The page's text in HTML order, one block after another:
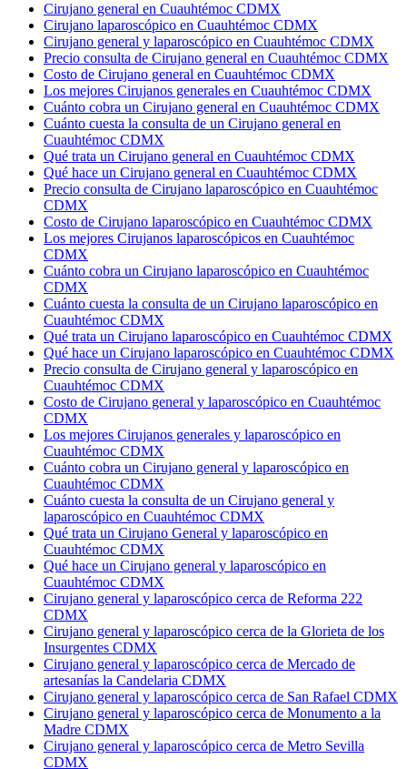
Cirujano general en Cuauhtémoc CDMX
Cirujano laparoscópico en Cuauhtémoc CDMX
Cirujano general y laparoscópico en Cuauhtémoc CDMX
Precio consulta de Cirujano general en Cuauhtémoc CDMX
Costo de Cirujano general en Cuauhtémoc CDMX
Los mejores Cirujanos generales en Cuauhtémoc CDMX
Cuánto cobra un Cirujano general en Cuauhtémoc CDMX
Cuánto cuesta la consulta de un Cirujano general en
Cuauhtémoc CDMX
Qué trata un Cirujano general en Cuauhtémoc CDMX
Qué hace un Cirujano general en Cuauhtémoc CDMX
Precio consulta de Cirujano laparoscópico en Cuauhtémoc
CDMX
Costo de Cirujano laparoscópico en Cuauhtémoc CDMX
Los mejores Cirujanos laparoscópicos en Cuauhtémoc
CDMX
Cuánto cobra un Cirujano laparoscópico en Cuauhtémoc
CDMX
Cuánto cuesta la consulta de un Cirujano laparoscópico en
Cuauhtémoc CDMX
Qué trata un Cirujano laparoscópico en Cuauhtémoc CDMX
Qué hace un Cirujano laparoscópico en Cuauhtémoc CDMX
Precio consulta de Cirujano general y laparoscópico en
Cuauhtémoc CDMX
Costo de Cirujano general y laparoscópico en Cuauhtémoc
CDMX
Los mejores Cirujanos generales y laparoscópico en
Cuauhtémoc CDMX
Cuánto cobra un Cirujano general y laparoscópico en
Cuauhtémoc CDMX
Cuánto cuesta la consulta de un Cirujano general y
laparoscópico en Cuauhtémoc CDMX
Qué trata un Cirujano General y laparoscópico en
Cuauhtémoc CDMX
Qué hace un Cirujano general y laparoscópico en
Cuauhtémoc CDMX
Cirujano general y laparoscópico cerca de Reforma 222
CDMX
Cirujano general y laparoscópico cerca de la Glorieta de los
Insurgentes CDMX
Cirujano general y laparoscópico cerca de Mercado de
artesanías la Candelaria CDMX
Cirujano general y laparoscópico cerca de San Rafael CDMX
Cirujano general y laparoscópico cerca de Monumento a la
Madre CDMX
Cirujano general y laparoscópico cerca de Metro Sevilla
CDMX